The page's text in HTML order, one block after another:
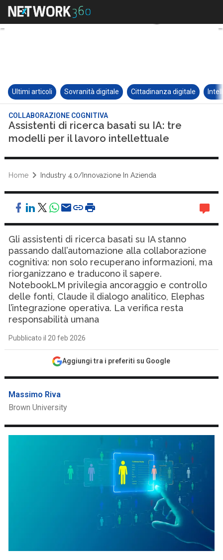
Ultimi articoli Sovranità digitale Cittadinanza digitale
COLLABORAZIONE COGNITIVA
Assistenti di ricerca basati su IA: tre
modelli per il lavoro intellettuale
Home Industry 4.0/Innovazione In Azienda
Gli assistenti di ricerca basati su IA stanno
passando dall’automazione alla collaborazione
cognitiva: non solo recuperano informazioni, ma
riorganizzano e traducono il sapere.
NotebookLM privilegia ancoraggio e controllo
delle fonti, Claude il dialogo analitico, Elephas
l’integrazione operativa. La verifica resta
responsabilità umana
Pubblicato il 20 feb 2026
Aggiungi tra i preferiti su Google
Massimo Riva
Brown University